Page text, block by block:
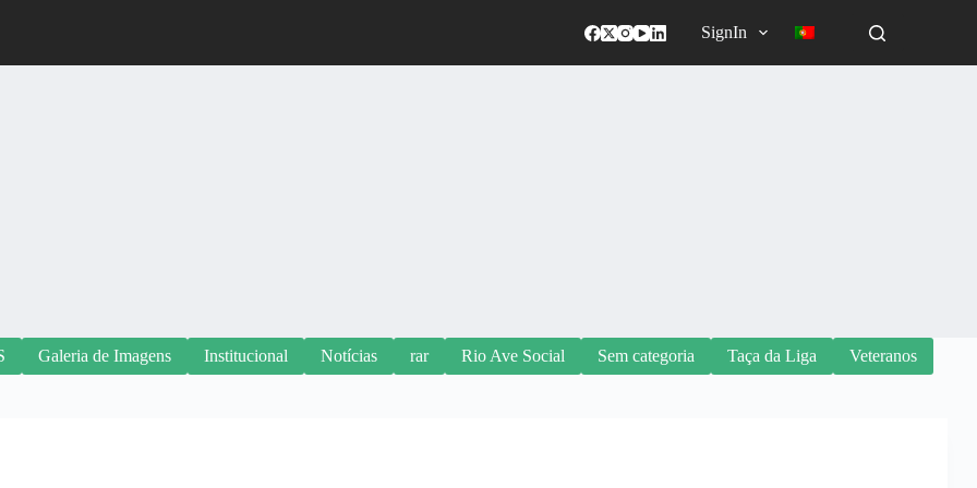
SignIn
Galeria de Imagens Institucional Notícias rar Rio Ave Social Sem categoria Taça da Liga Veteranos